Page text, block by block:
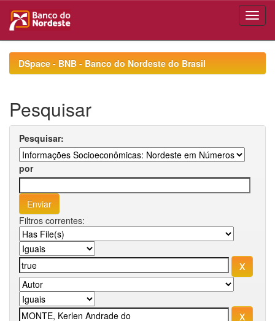
navigationDSpace - BNB - Banco do Nordeste do Brasil
Pesquisar
Pesquisar:
por
Filtros correntes: